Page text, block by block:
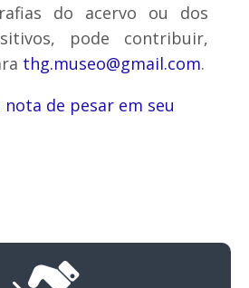
do acervo ou dos
pode contribuir,
thg.museo@gmail.com.
de pesar em seu